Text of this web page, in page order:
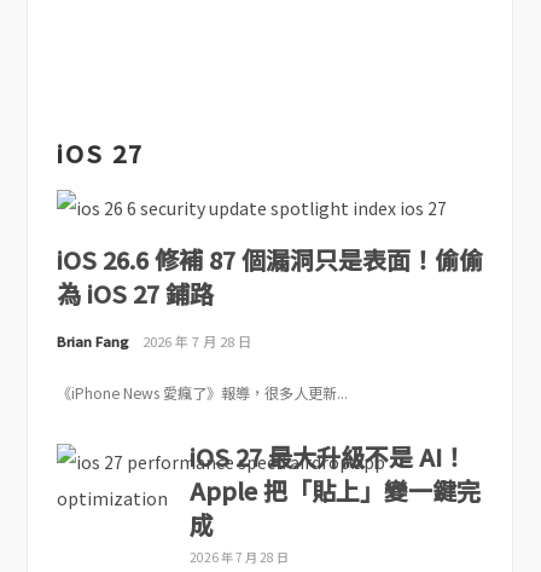
iOS 27
iOS 26.6 修補 87 個漏洞只是表面！偷偷
為 iOS 27 鋪路
Brian Fang 2026 年 7 月 28 日
《iPhone News 愛瘋了》報導，很多人更新...
iOS 27 最大升級不是 AI！
Apple 把「貼上」變一鍵完
成
2026 年 7 月 28 日